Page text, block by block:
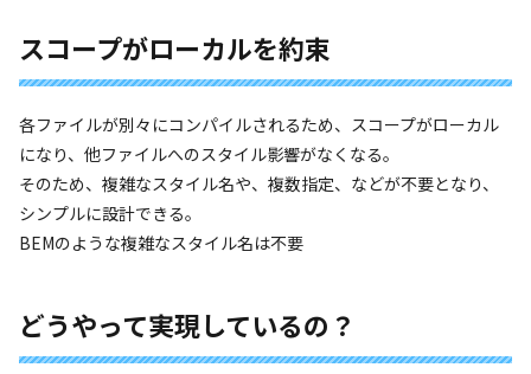
スコープがローカルを約束
各ファイルが別々にコンパイルされるため、スコープがローカル
になり、他ファイルへのスタイル影響がなくなる。
そのため、複雑なスタイル名や、複数指定、などが不要となり、
シンプルに設計できる。
BEMのような複雑なスタイル名は不要
どうやって実現しているの？